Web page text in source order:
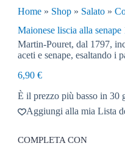
Home» Shop» Salato»
Maionese liscia alla
Martin-Pouret, dal 1797,
aceti e senape, esaltando i
6,90 €
È il prezzo più basso in 30
Aggiungi alla mia Lista
COMPLETA CON